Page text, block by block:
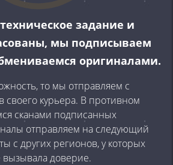
задание и
мы подписываем
оригиналами.
то мы отправляем с
своего курьера. В противном
сканами подписанных
отправляем на следующий
с других регионов, у которых
доверие.